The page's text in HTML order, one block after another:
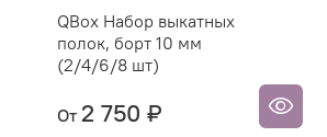
QBox Набор выкатных
полок, борт 10 мм
(2/4/6/8 шт)
От 2 750 ₽